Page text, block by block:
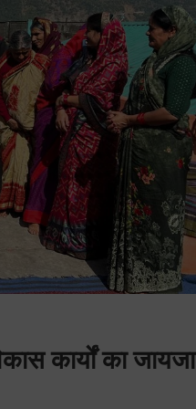
कार्यों का जायजा